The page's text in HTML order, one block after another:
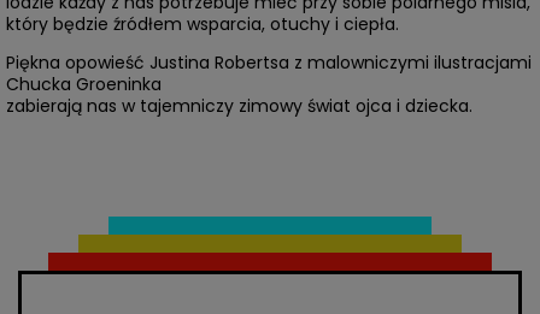
który będzie źródłem wsparcia, otuchy i ciepła.
Piękna opowieść Justina Robertsa z malowniczymi ilustracjami
Chucka Groeninka
zabierają nas w tajemniczy zimowy świat ojca i dziecka.